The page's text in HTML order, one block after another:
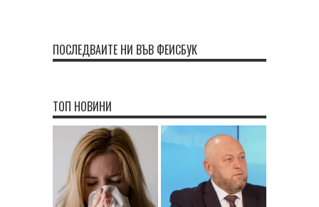
ПОСЛЕДВАЙТЕ НИ ВЪВ ФЕЙСБУК
ТОП НОВИНИ